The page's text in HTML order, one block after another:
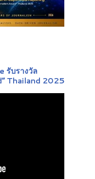
รับรางวัล
Thailand 2025